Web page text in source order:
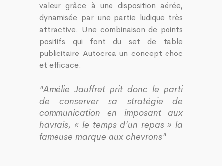
valeur grâce à une disposition aérée,
dynamisée par une partie ludique très
attractive. Une combinaison de points
positifs qui font du set de table
publicitaire Autocrea un concept choc
et efficace.
"Amélie Jauffret prit donc le parti
de conserver sa stratégie de
communication en imposant aux
havrais, « le temps d'un repas » la
fameuse marque aux chevrons"